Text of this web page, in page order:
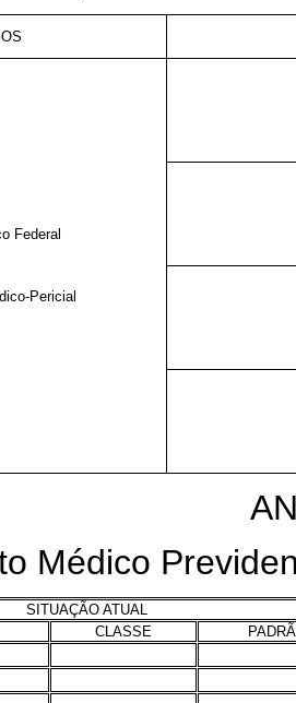
Federal
Pericial
SITUAÇÃO ATUAL
CLASSE